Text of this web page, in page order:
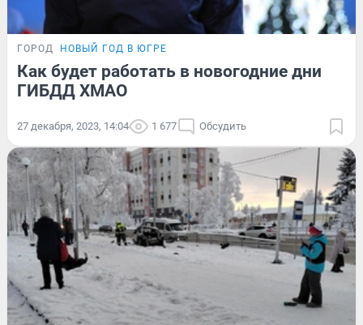
ГОРОД НОВЫЙ ГОД В ЮГРЕ
Как будет работать в новогодние дни
ГИБДД ХМАО
27 декабря, 2023, 14:04 1 677 Обсудить